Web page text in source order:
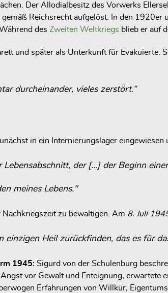
Der Allodialbesitz des Vorwerks
Reichsrecht aufgelöst. In den
des Zweiten Weltkriegs blieb er auf
und später als Unterkunft für Evakuierte.
durcheinander, vieles zerstört.“
in ein Internierungslager eingewiesen
Lebensabschnitt, der […] der Beginn
meines Lebens."
zu bewältigen. Am 8. Juli
Heil zurückfinden, das es für
1945: Sigurd von der Schulenburg
vor Gewalt und Enteignung,
Erfahrungen von Willkür,